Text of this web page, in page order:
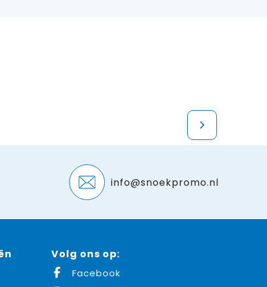
info@snoekpromo.nl
Volg ons op:
Facebook